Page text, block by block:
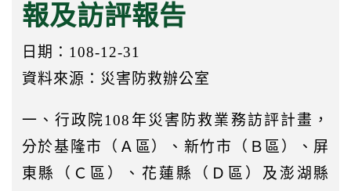
報及訪評報告
日期：108-12-31
資料來源：災害防救辦公室
一、行政院108年災害防救業務訪評計畫，
分於基隆市（Ａ區）、新竹市（Ｂ區）、屏
東縣（Ｃ區）、花蓮縣（Ｄ區）及澎湖縣